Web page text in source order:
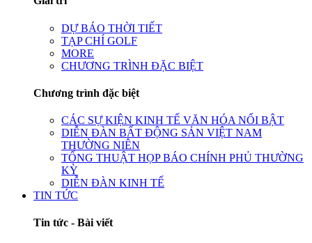
DỰ BÁO THỜI TIẾT
TẠP CHÍ GOLF
MORE
CHƯƠNG TRÌNH ĐẶC BIỆT
Chương trình đặc biệt
CÁC SỰ KIỆN KINH TẾ VĂN HÓA NỔI BẬT
DIỄN ĐÀN BẤT ĐỘNG SẢN VIỆT NAM
THƯỜNG NIÊN
TỔNG THUẬT HỌP BÁO CHÍNH PHỦ THƯỜNG
KỲ
DIỄN ĐÀN KINH TẾ
TIN TỨC
Tin tức - Bài viết